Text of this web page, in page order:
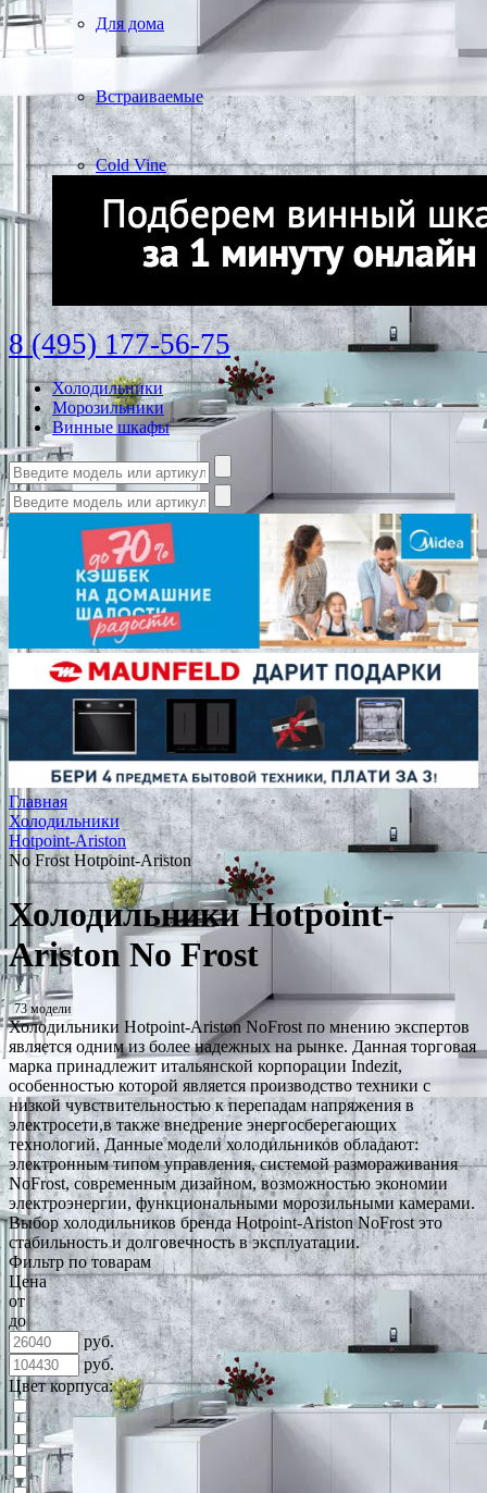
Для дома
Встраиваемые
Cold Vine
8 (495) 177-56-75
Холодильники
Морозильники
Винные шкафы
Главная
Холодильники
Hotpoint-Ariston
No Frost Hotpoint-Ariston
Холодильники Hotpoint-
Ariston No Frost
73 модели
Холодильники Hotpoint-Ariston NoFrost по мнению экспертов
является одним из более надежных на рынке. Данная торговая
марка принадлежит итальянской корпорации Indezit,
особенностью которой является производство техники с
низкой чувствительностью к перепадам напряжения в
электросети,в также внедрение энергосберегающих
технологий. Данные модели холодильников обладают:
электронным типом управления, системой размораживания
NoFrost, современным дизайном, возможностью экономии
электроэнергии, функциональными морозильными камерами.
Выбор холодильников бренда Hotpoint-Ariston NoFrost это
стабильность и долговечность в эксплуатации.
Фильтр по товарам
Цена
от
до
руб.
руб.
Цвет корпуса: